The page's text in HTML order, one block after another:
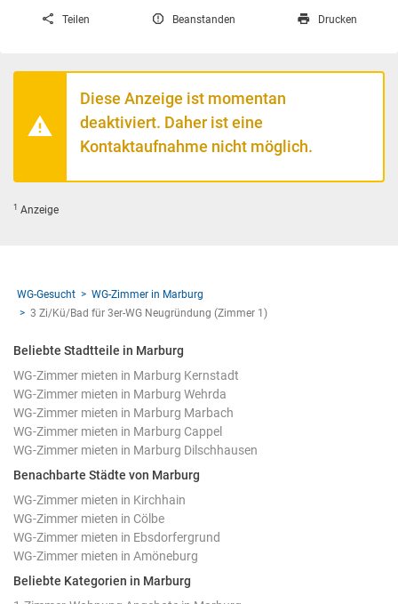
Teilen Beanstanden Drucken
Diese Anzeige ist momentan
deaktiviert. Daher ist eine
Kontaktaufnahme nicht möglich.
1 Anzeige
WG-Gesucht
WG-Zimmer in Marburg
3 Zi/Kü/Bad für 3er-WG Neugründung (Zimmer 1)
Beliebte Stadtteile in Marburg
WG-Zimmer mieten in Marburg Kernstadt
WG-Zimmer mieten in Marburg Wehrda
WG-Zimmer mieten in Marburg Marbach
WG-Zimmer mieten in Marburg Cappel
WG-Zimmer mieten in Marburg Dilschhausen
Benachbarte Städte von Marburg
WG-Zimmer mieten in Kirchhain
WG-Zimmer mieten in Cölbe
WG-Zimmer mieten in Ebsdorfergrund
WG-Zimmer mieten in Amöneburg
Beliebte Kategorien in Marburg